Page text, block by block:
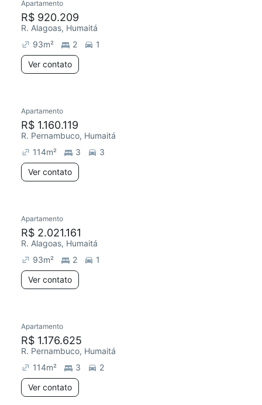
Apartamento
R$ 920.209
R. Alagoas, Humaitá
93m² 2
1
Ver contato
Apartamento
R$ 1.160.119
R. Pernambuco, Humaitá
114m² 3
3
Ver contato
Apartamento
R$ 2.021.161
R. Alagoas, Humaitá
93m² 2
1
Ver contato
Apartamento
R$ 1.176.625
R. Pernambuco, Humaitá
114m² 3
2
Ver contato